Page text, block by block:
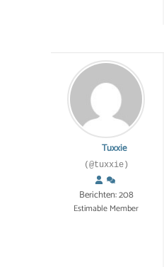
Tuxxie
(@tuxxie)
Berichten: 208
Estimable Member